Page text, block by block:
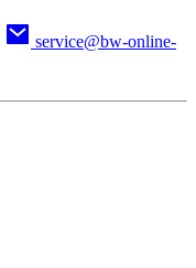
service@bw-online-